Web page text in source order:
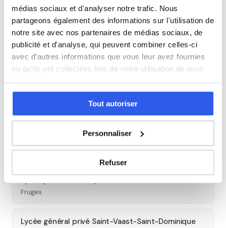
médias sociaux et d'analyser notre trafic. Nous
partageons également des informations sur l'utilisation de
notre site avec nos partenaires de médias sociaux, de
publicité et d'analyse, qui peuvent combiner celles-ci
avec d'autres informations que vous leur avez fournies
ou qu'ils ont collectées lors de votre utilisation de leurs
services.
Tout autoriser
Personnaliser
Refuser
Études supérieures
Tous les cours particuliers à Arras
Découvrez l'ensemble de notre offre à Arras :Voir tous les
cours à Arras →
Autres lycées à proximité
Lycée Gambetta Carnot
Arras
Lycée professionnel privé Sainte Marie
Fruges
Lycée général privé Saint-Vaast-Saint-Dominique